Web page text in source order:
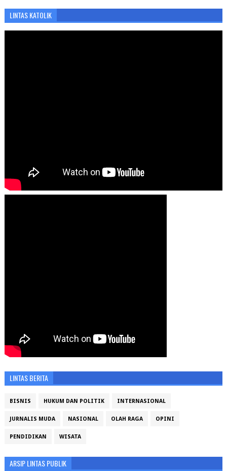
LINTAS KATOLIK
LINTAS BERITA
BISNIS HUKUM DAN POLITIK INTERNASIONAL
JURNALIS MUDA NASIONAL OLAH RAGA OPINI
PENDIDIKAN WISATA
ARSIP LINTAS PUBLIK